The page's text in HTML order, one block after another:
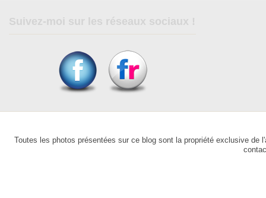
Toutes les photos présentées sur ce blog sont la propriété exclusive